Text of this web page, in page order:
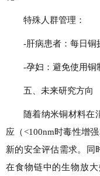
特殊人群管理：
-肝病患者：每日铜
-孕妇：避免使用铜
五、未来研究方向
随着纳米铜材料在
应（<100nm时毒性增
新的安全评估需求。同
在食物链中的生物放